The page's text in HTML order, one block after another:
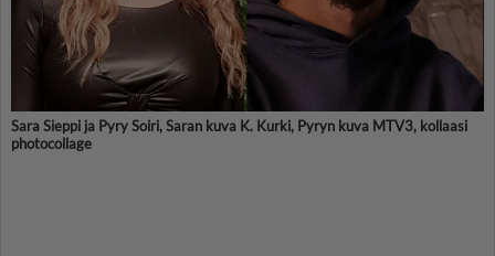
Sara Sieppi ja Pyry Soiri, Saran kuva K. Kurki, Pyryn kuva MTV3, kollaasi
photocollage